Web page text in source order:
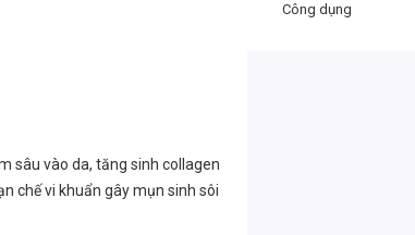
sâu vào da, tăng sinh collagen
chế vi khuẩn gây mụn sinh sôi
Công dụng